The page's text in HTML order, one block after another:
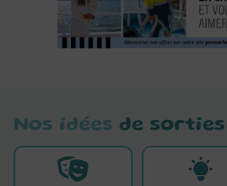
Nos idées de sorties